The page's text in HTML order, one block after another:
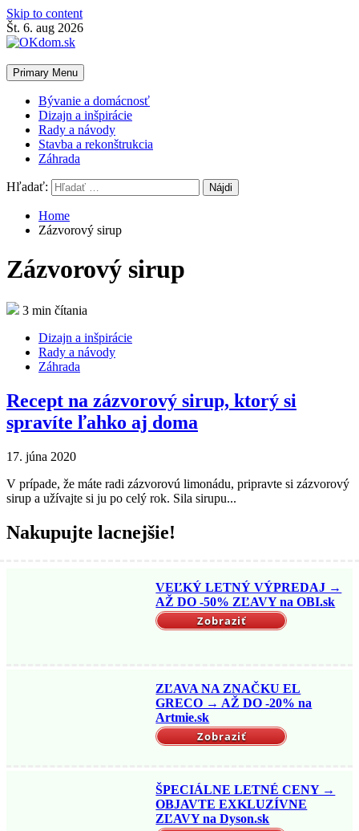
Skip to content
Št. 6. aug 2026
Primary Menu
Bývanie a domácnosť
Dizajn a inšpirácie
Rady a návody
Stavba a rekonštrukcia
Záhrada
Hľadať:
Home
Zázvorový sirup
Zázvorový sirup
3 min čítania
Dizajn a inšpirácie
Rady a návody
Záhrada
Recept na zázvorový sirup, ktorý si
spravíte ľahko aj doma
17. júna 2020
V prípade, že máte radi zázvorovú limonádu, pripravte si zázvorový
sirup a užívajte si ju po celý rok. Sila sirupu...
Nakupujte lacnejšie!
VEĽKÝ LETNÝ VÝPREDAJ →
AŽ DO -50% ZĽAVY na OBI.sk
Zobraziť
ZĽAVA NA ZNAČKU EL
GRECO → AŽ DO -20% na
Artmie.sk
Zobraziť
ŠPECIÁLNE LETNÉ CENY →
OBJAVTE EXKLUZÍVNE
ZĽAVY na Dyson.sk